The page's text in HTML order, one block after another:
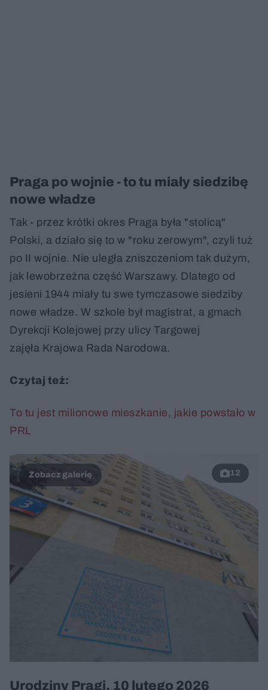
Praga po wojnie - to tu miały siedzibę
nowe władze
Tak - przez krótki okres Praga była "stolicą"
Polski, a działo się to w "roku zerowym", czyli tuż
po II wojnie. Nie uległa zniszczeniom tak dużym,
jak lewobrzeżna część Warszawy. Dlatego od
jesieni 1944 miały tu swe tymczasowe siedziby
nowe władze. W szkole był magistrat, a gmach
Dyrekcji Kolejowej przy ulicy Targowej
zajęła Krajowa Rada Narodowa.
Czytaj też:
To tu jest milionowe mieszkanie, jakie powstało w
PRL
12
Urodziny Pragi, 10 lutego 2026